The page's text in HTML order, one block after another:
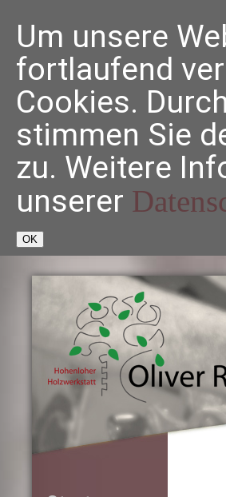
Um unsere
fortlaufend
Cookies.
stimmen Sie
zu. Weitere
unserer